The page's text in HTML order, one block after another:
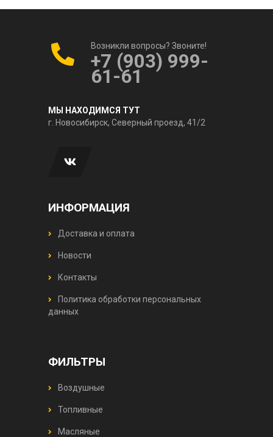
Возникли вопросы? Звоните!
+7 (903) 999-
61-61
МЫ НАХОДИМСЯ ТУТ
г. Новосибирск, Северный проезд, 41/2
ИНФОРМАЦИЯ
Доставка и оплата
Новости
Контакты
Политика обработки персональных
данных
ФИЛЬТРЫ
Воздушные
Топливные
Масляные